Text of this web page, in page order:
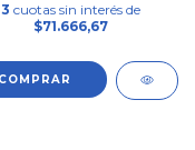
3 cuotas sin interés de
$71.666,67